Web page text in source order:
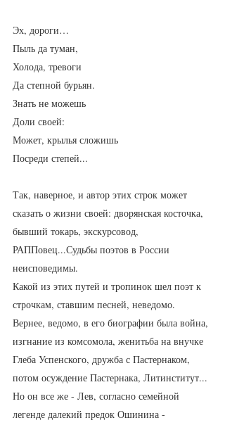
Эх, дороги…
Пыль да туман,
Холода, тревоги
Да степной бурьян.
Знать не можешь
Доли своей:
Может, крылья сложишь
Посреди степей...
Так, наверное, и автор этих строк может
сказать о жизни своей: дворянская косточка,
бывший токарь, экскурсовод,
РАППовец...Судьбы поэтов в России
неисповедимы.
Какой из этих путей и тропинок шел поэт к
строчкам, ставшим песней, неведомо.
Вернее, ведомо, в его биографии была война,
изгнание из комсомола, женитьба на внучке
Глеба Успенского, дружба с Пастернаком,
потом осуждение Пастернака, Литинститут...
Но он все же - Лев, согласно семейной
легенде далекий предок Ошинина -